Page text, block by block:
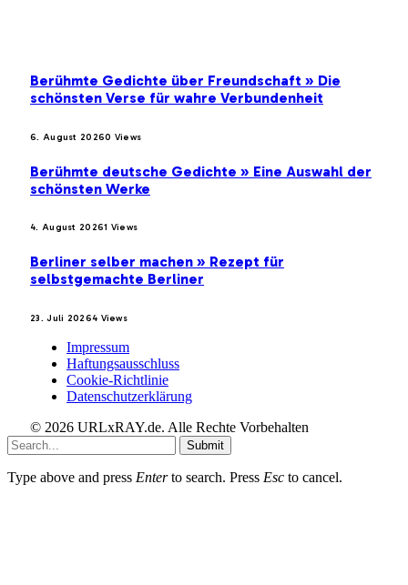
Berühmte Gedichte über Freundschaft » Die
schönsten Verse für wahre Verbundenheit
6. August 20260 Views
Berühmte deutsche Gedichte » Eine Auswahl der
schönsten Werke
4. August 20261 Views
Berliner selber machen » Rezept für
selbstgemachte Berliner
23. Juli 20264 Views
Impressum
Haftungsausschluss
Cookie-Richtlinie
Datenschutzerklärung
© 2026 URLxRAY.de. Alle Rechte Vorbehalten
Submit
Type above and press Enterto search. Press Esc to cancel.